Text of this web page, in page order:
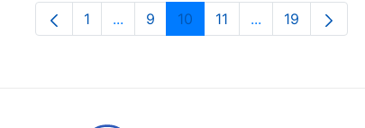
Páxina
1 ...Páxinas intermedias Use pestaña
Páxina
9 Páxina
10 Páxina
11 ...PáxinasPáxina
19